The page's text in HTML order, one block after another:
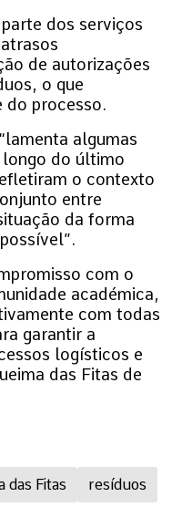
das Fitas resíduos
dos serviços
de autorizações
o que
do processo.
algumas
do último
o contexto
entre
da forma
com o
académica,
com todas
garantir a
logísticos e
das Fitas de